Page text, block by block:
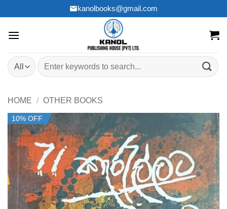
to
content
kanolbooks@gmail.com
Search
for:
HOME / OTHER BOOKS
10% OFF